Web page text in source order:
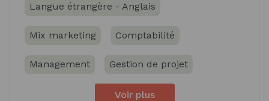
Langue étrangère - Anglais
Mix marketing Comptabilité
Management Gestion de projet
Voir plus